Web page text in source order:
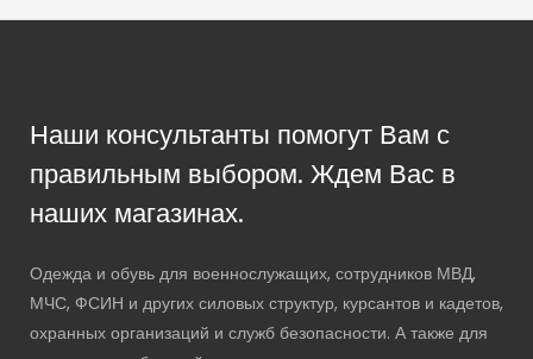
Наши консультанты помогут Вам с
правильным выбором. Ждем Вас в
наших магазинах.
Одежда и обувь для военнослужащих, сотрудников МВД,
МЧС, ФСИН и других силовых структур, курсантов и кадетов,
охранных организаций и служб безопасности. А также для